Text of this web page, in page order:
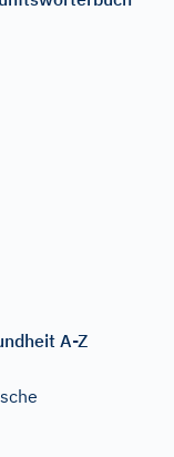
A-Z